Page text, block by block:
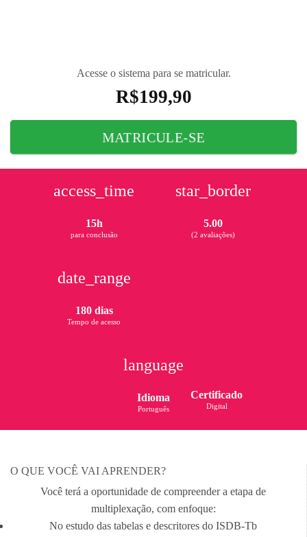
Acesse o sistema para se matricular.
R$199,90
MATRICULE-SE
access_time
15h
para conclusão
star_border
5.00
(2 avaliações)
date_range
180 dias
Tempo de acesso
Certificado
Digital
language
Idioma
Português
O QUE VOCÊ VAI APRENDER?
Você terá a oportunidade de compreender a etapa de
multiplexação, com enfoque:
No estudo das tabelas e descritores do ISDB-Tb